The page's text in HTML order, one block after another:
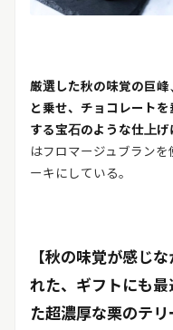
厳選した秋の味覚の巨
と乗せ、チョコレート
する宝石のような仕上げ
はフロマージュブラン
ーキにしている。
【秋の味覚が感じ
れた、ギフトにも
た超濃厚な栗のテリ